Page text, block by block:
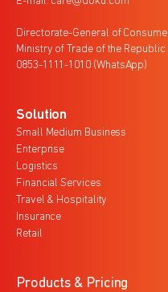
Directorate-General of
Ministry of Trade of the
0853-1111-1010 (WhatsApp)
Solution
Small Medium Business
Enterprise
Logistics
Financial Services
Travel & Hospitality
Insurance
Retail
Products & Pricing